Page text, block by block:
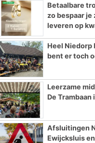
Betaalbare
zo bespaar je
leveren op
Heel Niedorp
bent er toch
Leerzame
De
Afsluitingen
Ewijcksluis en